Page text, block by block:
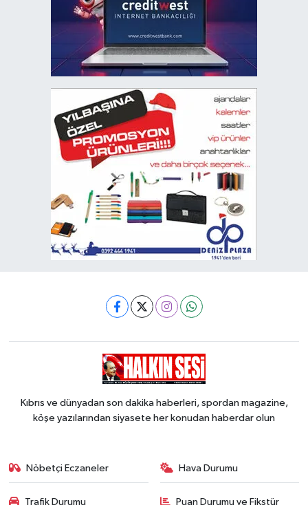
Kıbrıs ve dünyadan son dakika haberleri, spordan magazine,
köşe yazılarından siyasete her konudan haberdar olun
Nöbetçi Eczaneler Hava Durumu
Trafik Durumu Puan Durumu ve Fikstür